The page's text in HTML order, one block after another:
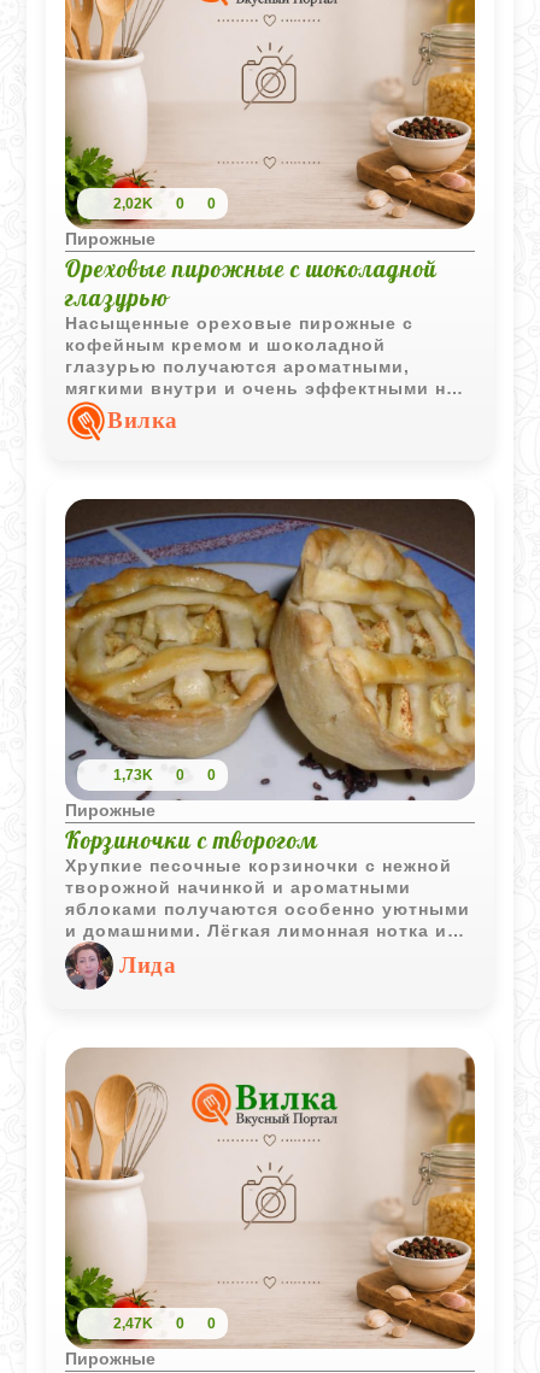
2,02K 0 0
Пирожные
Ореховые пирожные с шоколадной
глазурью
Насыщенные ореховые пирожные с
кофейным кремом и шоколадной
глазурью получаются ароматными,
мягкими внутри и очень эффектными на
вид. Лёгкие нотки рома и кофе делают
вкус особенно глубоким и
Вилка
1,73K 0 0
Пирожные
Корзиночки с творогом
Хрупкие песочные корзиночки с нежной
творожной начинкой и ароматными
яблоками получаются особенно уютными
и домашними. Лёгкая лимонная нотка и
корица делают вкус ярче и насыщеннее.
Лида
2,47K 0 0
Пирожные